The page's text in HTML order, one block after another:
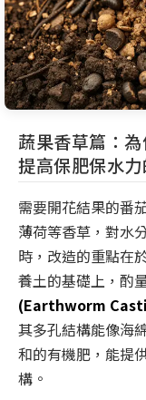
蔬果香草篇：
提高保肥保水力
需要開花結果的番
薄荷等香草，對水
時，改造的重點在
養土的基礎上，酌
(Earthworm
其多孔結構能像海
和的有機肥，能提
構。